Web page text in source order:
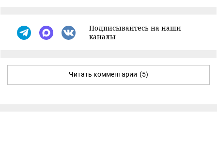
Подписывайтесь на наши
каналы
Читать комментарии (5)